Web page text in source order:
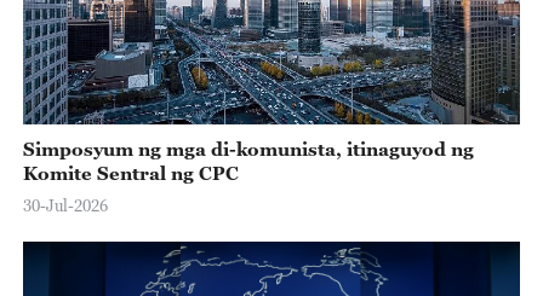
Simposyum ng mga di-komunista, itinaguyod ng
Komite Sentral ng CPC
30-Jul-2026